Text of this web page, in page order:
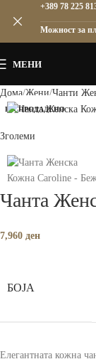
МЕНИ
Дома Жени Чанти
РАСПРОДАДЕНО
Зголеми
Чанта
7,960 ден
БОЈА
Елегантната кожна
+389 78 225
Можност за